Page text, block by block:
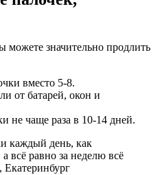
можете значительно продлить
вместо 5-8.
от батарей, окон и
не чаще раза в 10-14 дней.
каждый день, как
всё равно за неделю всё